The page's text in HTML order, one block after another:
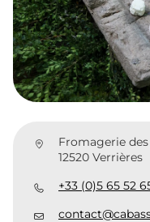
Fromagerie des
12520 Verrières
+33 (0)5 65 52